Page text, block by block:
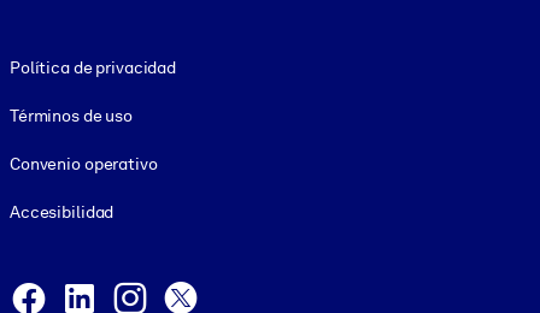
Política de privacidad
Términos de uso
Convenio operativo
Accesibilidad
Facebook
LinkedInInstagram